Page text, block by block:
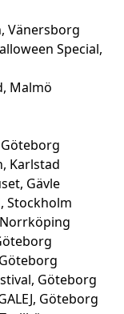
Vänersborg
Special,
Malmö
Göteborg
Karlstad
Gävle
Stockholm
Norrköping
Göteborg
Göteborg
Göteborg